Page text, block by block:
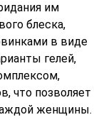
им
блеска,
в виде
гелей,
что позволяет
женщины.